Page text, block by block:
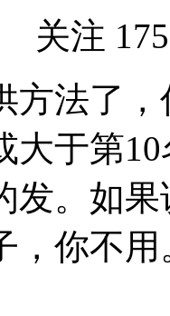
关注 175
方法了
大于第
发。如
，你不用